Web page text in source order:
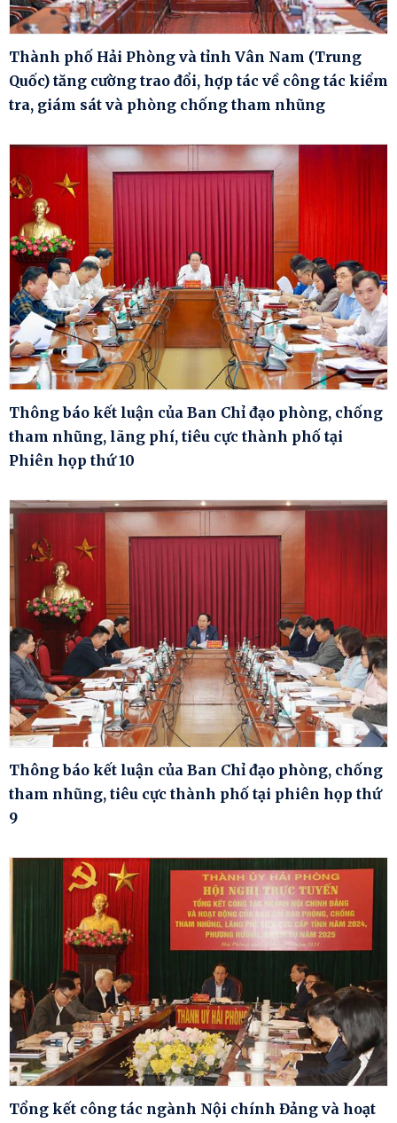
Thành phố Hải Phòng và tỉnh Vân Nam (Trung
Quốc) tăng cường trao đổi, hợp tác về công tác kiểm
tra, giám sát và phòng chống tham nhũng
Thông báo kết luận của Ban Chỉ đạo phòng, chống
tham nhũng, lãng phí, tiêu cực thành phố tại
Phiên họp thứ 10
Thông báo kết luận của Ban Chỉ đạo phòng, chống
tham nhũng, tiêu cực thành phố tại phiên họp thứ
9
Tổng kết công tác ngành Nội chính Đảng và hoạt